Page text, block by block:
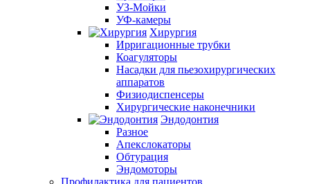
УЗ-Мойки
УФ-камеры
Хирургия
Ирригационные трубки
Коагуляторы
Насадки для пьезохирургических
аппаратов
Физиодиспенсеры
Хирургические наконечники
Эндодонтия
Разное
Апекслокаторы
Обтурация
Эндомоторы
Профилактика для пациентов